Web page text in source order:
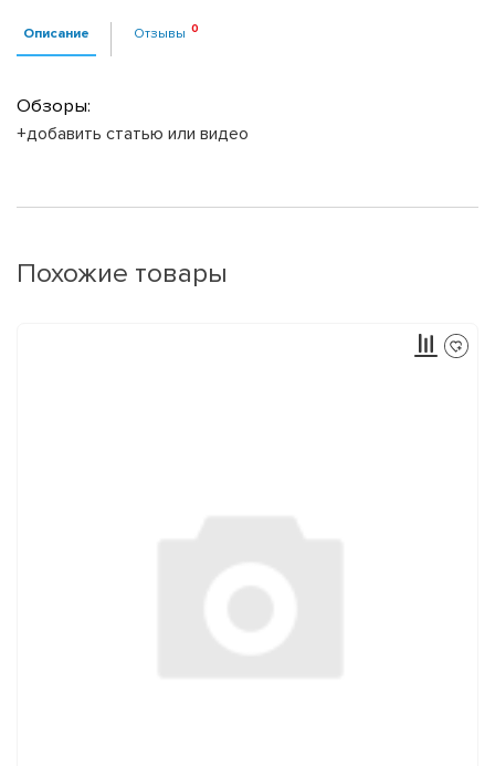
Описание Отзывы
Обзоры:
+добавить статью или видео
Похожие товары